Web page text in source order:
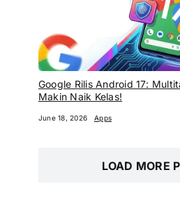
Google Rilis Android 17:
Makin Naik Kelas!
June 18, 2026 Apps
LOAD MORE